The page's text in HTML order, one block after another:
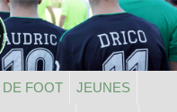
FOOT JEUNES